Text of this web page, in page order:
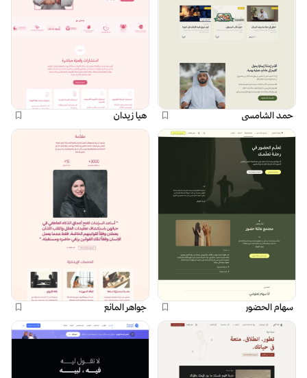
حمد الشامسي هيا زيدان
سهام الحضور جواهر المانع